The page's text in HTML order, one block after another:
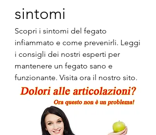
sintomi
Scopri i sintomi del fegato
infiammato e come prevenirli. Leggi
i consigli dei nostri esperti per
mantenere un fegato sano e
funzionante. Visita ora il nostro sito.